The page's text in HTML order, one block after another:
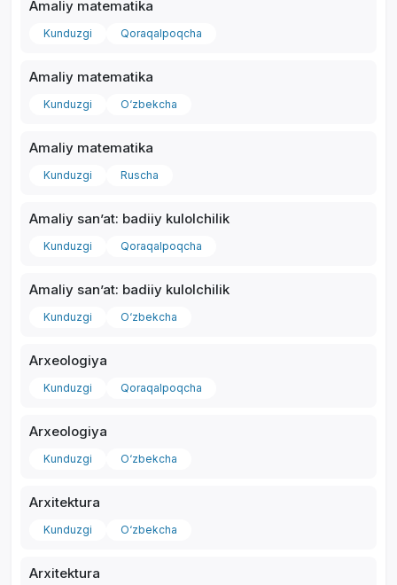
Amaliy matematika
Kunduzgi Qoraqalpoqcha
Amaliy matematika
Kunduzgi O‘zbekcha
Amaliy matematika
Kunduzgi Ruscha
Amaliy sanʼat: badiiy kulolchilik
Kunduzgi Qoraqalpoqcha
Amaliy sanʼat: badiiy kulolchilik
Kunduzgi O‘zbekcha
Arxeologiya
Kunduzgi Qoraqalpoqcha
Arxeologiya
Kunduzgi O‘zbekcha
Arxitektura
Kunduzgi O‘zbekcha
Arxitektura